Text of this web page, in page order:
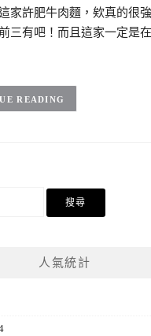
家許肥牛肉麵，欸真的很
三有吧！而且這家一定是
READING
人氣統計